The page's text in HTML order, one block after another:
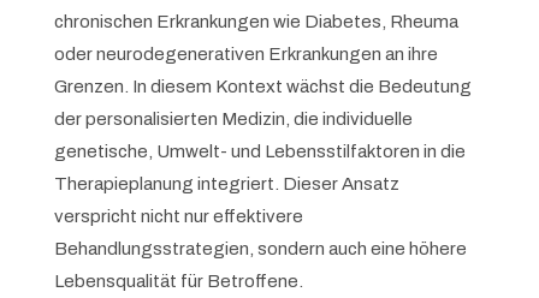
chronischen Erkrankungen wie Diabetes, Rheuma
oder neurodegenerativen Erkrankungen an ihre
Grenzen. In diesem Kontext wächst die Bedeutung
der personalisierten Medizin, die individuelle
genetische, Umwelt- und Lebensstilfaktoren in die
Therapieplanung integriert. Dieser Ansatz
verspricht nicht nur effektivere
Behandlungsstrategien, sondern auch eine höhere
Lebensqualität für Betroffene.